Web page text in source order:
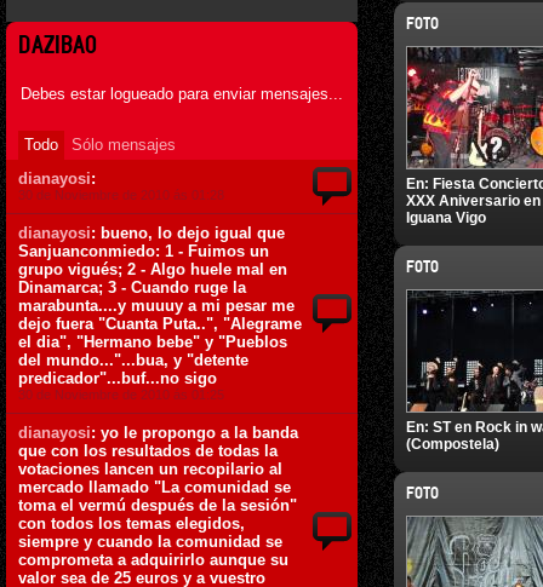
DAZIBAO
Debes estar logueado para enviar mensajes...
Todo
Sólo mensajes
dianayosi:
30 de Noviembre de 2010 ás 01:28
dianayosi: bueno, lo dejo igual que
Sanjuanconmiedo: 1 - Fuimos un
grupo vigués; 2 - Algo huele mal en
Dinamarca; 3 - Cuando ruge la
marabunta....y muuuy a mi pesar me
dejo fuera "Cuanta Puta..", "Alegrame
el dia", "Hermano bebe" y "Pueblos
del mundo..."...bua, y "detente
predicador"...buf...no sigo
30 de Noviembre de 2010 ás 01:25
dianayosi: yo le propongo a la banda
que con los resultados de todas la
votaciones lancen un recopilario al
mercado llamado "La comunidad se
toma el vermú después de la sesión"
con todos los temas elegidos,
siempre y cuando la comunidad se
comprometa a adquirirlo aunque su
valor sea de 25 euros y a vuestro
FOTO
En: Fiesta
XXX Aniversario en
Iguana Vigo
FOTO
En: ST en Rock in
(Compostela)
FOTO